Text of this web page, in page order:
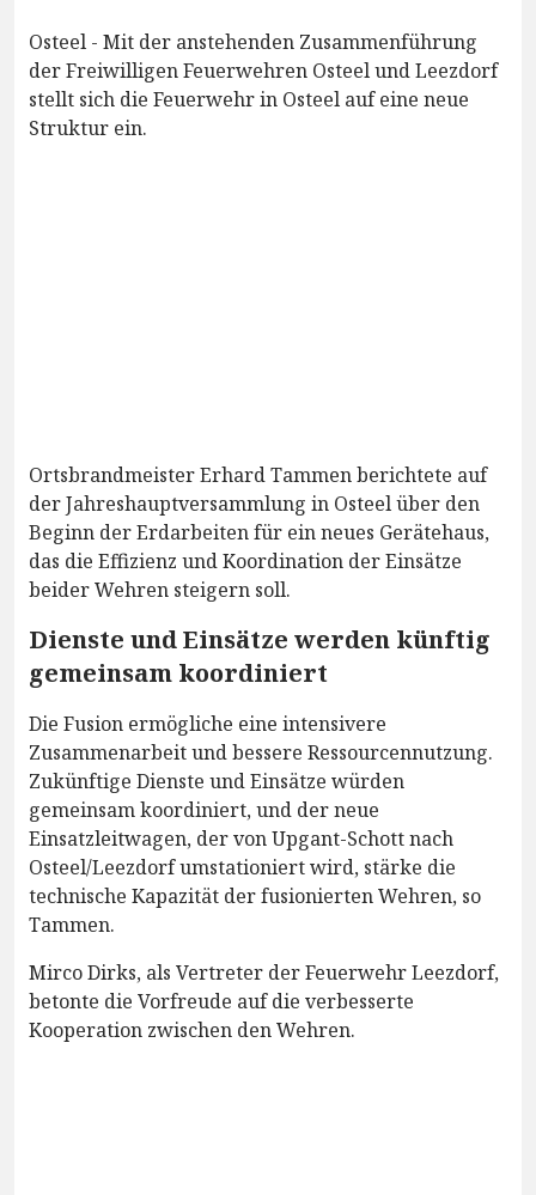
Osteel - Mit der anstehenden Zusammenführung
der Freiwilligen Feuerwehren Osteel und Leezdorf
stellt sich die Feuerwehr in Osteel auf eine neue
Struktur ein.
Ortsbrandmeister Erhard Tammen berichtete auf
der Jahreshauptversammlung in Osteel über den
Beginn der Erdarbeiten für ein neues Gerätehaus,
das die Effizienz und Koordination der Einsätze
beider Wehren steigern soll.
Dienste und Einsätze werden künftig
gemeinsam koordiniert
Die Fusion ermögliche eine intensivere
Zusammenarbeit und bessere Ressourcennutzung.
Zukünftige Dienste und Einsätze würden
gemeinsam koordiniert, und der neue
Einsatzleitwagen, der von Upgant-Schott nach
Osteel/Leezdorf umstationiert wird, stärke die
technische Kapazität der fusionierten Wehren, so
Tammen.
Mirco Dirks, als Vertreter der Feuerwehr Leezdorf,
betonte die Vorfreude auf die verbesserte
Kooperation zwischen den Wehren.